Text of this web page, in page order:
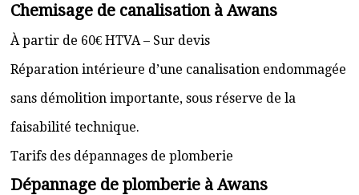
Chemisage de canalisation à Awans
À partir de 60€ HTVA – Sur devis
Réparation intérieure d’une canalisation endommagée
sans démolition importante, sous réserve de la
faisabilité technique.
Tarifs des dépannages de plomberie
Dépannage de plomberie à Awans